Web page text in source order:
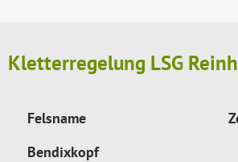
Kletterregelung LSG
Felsname
Bendixkopf